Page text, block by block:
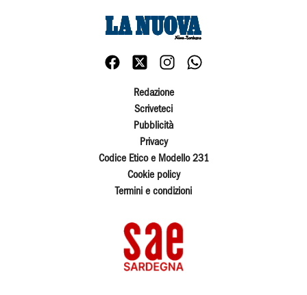
Redazione
Scriveteci
Pubblicità
Privacy
Codice Etico e Modello 231
Cookie policy
Termini e condizioni